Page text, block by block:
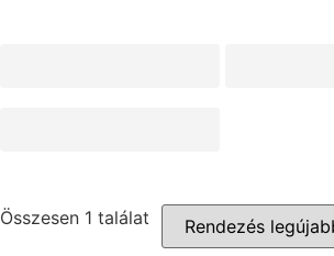
Összesen 1 találat